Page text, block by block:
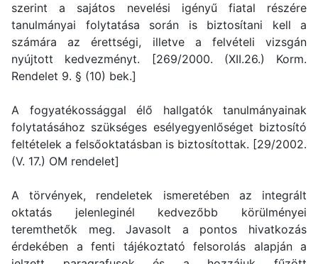
szerint a sajátos nevelési igényű fiatal részére
tanulmányai folytatása során is biztosítani kell a
számára az érettségi, illetve a felvételi vizsgán
nyújtott kedvezményt. [269/2000. (XII.26.) Korm.
Rendelet 9. § (10) bek.]
A fogyatékossággal élő hallgatók tanulmányainak
folytatásához szükséges esélyegyenlőséget biztosító
feltételek a felsőoktatásban is biztosítottak. [29/2002.
(V. 17.) OM rendelet]
A törvények, rendeletek ismeretében az integrált
oktatás jelenleginél kedvezőbb körülményei
teremthetők meg. Javasolt a pontos hivatkozás
érdekében a fenti tájékoztató felsorolás alapján a